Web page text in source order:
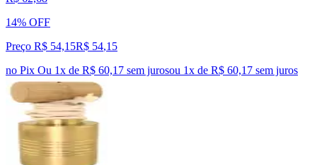
14% OFF
Preço R$ 54,15R$ 54,15
no Pix Ou 1x de R$ 60,17 sem jurosou 1x de R$ 60,17 sem juros